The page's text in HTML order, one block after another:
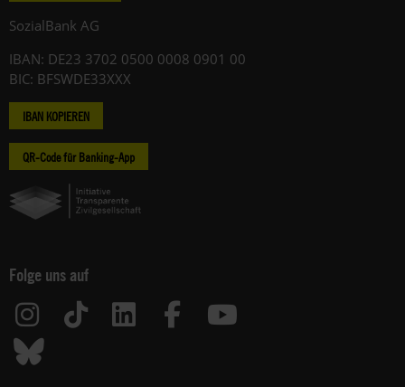
SozialBank AG
IBAN: DE23 3702 0500 0008 0901 00
BIC: BFSWDE33XXX
IBAN KOPIEREN
QR-Code für Banking-App
Folge uns auf